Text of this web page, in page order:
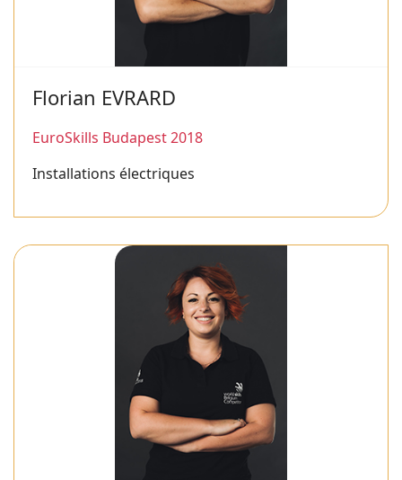
Florian EVRARD
EuroSkills Budapest 2018
Installations électriques